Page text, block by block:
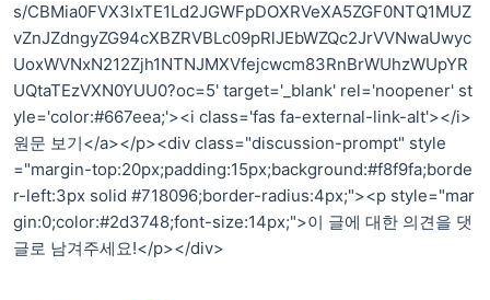
s/CBMia0FVX3lxTE1Ld2JGWFpDOXRVeXA5ZGF0NTQ1MUZ
vZnJZdngyZG94cXBZRVBLc09pRlJEbWZQc2JrVVNwaUwyc
UoxWVNxN212Zjh1NTNJMXVfejcwcm83RnBrWUhzWUpYR
UQtaTEzVXN0YUU0?oc=5' target='_blank' rel='noopener' st
yle='color:#667eea;'><i class='fas fa-external-link-alt'></i>
원문 보기</a></p><div class="discussion-prompt" style
="margin-top:20px;padding:15px;background:#f8f9fa;borde
r-left:3px solid #718096;border-radius:4px;"><p style="mar
gin:0;color:#2d3748;font-size:14px;">이 글에 대한 의견을 댓
글로 남겨주세요!</p></div>